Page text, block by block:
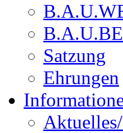
Satzung
Ehrungen